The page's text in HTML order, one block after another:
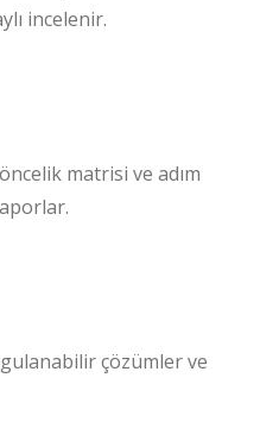
incelenir.
matrisi ve adım
çözümler ve